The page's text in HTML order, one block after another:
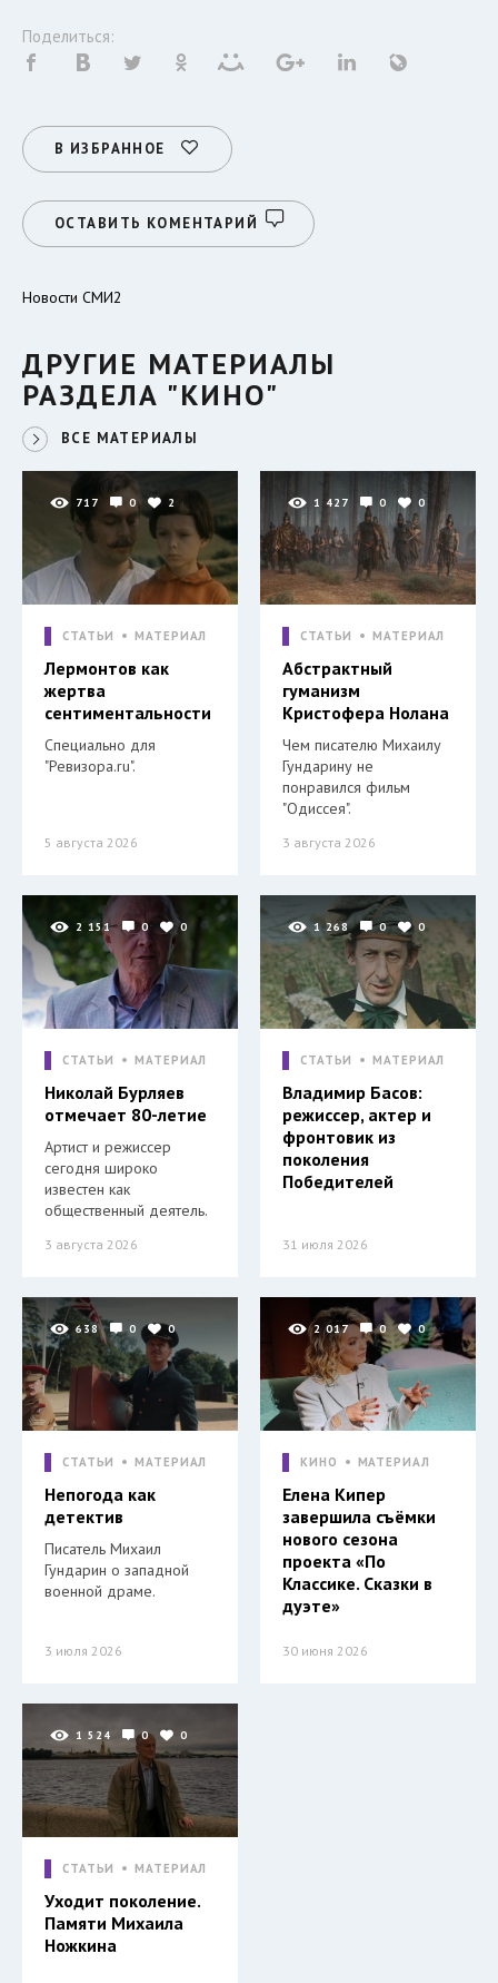
Поделиться:
В ИЗБРАННОЕ
ОСТАВИТЬ КОМЕНТАРИЙ
Новости СМИ2
ДРУГИЕ МАТЕРИАЛЫ
РАЗДЕЛА "КИНО"
ВСЕ МАТЕРИАЛЫ
717 0 2
СТАТЬИ МАТЕРИАЛ
Лермонтов как
жертва
сентиментальности
Специально для
"Ревизора.ru".
5 августа 2026
1 427 0 0
СТАТЬИ МАТЕРИАЛ
Абстрактный
гуманизм
Кристофера Нолана
Чем писателю Михаилу
Гундарину не
понравился фильм
"Одиссея".
3 августа 2026
2 151 0 0
СТАТЬИ МАТЕРИАЛ
Николай Бурляев
отмечает 80-летие
Артист и режиссер
сегодня широко
известен как
общественный деятель.
3 августа 2026
1 268 0 0
СТАТЬИ МАТЕРИАЛ
Владимир Басов:
режиссер, актер и
фронтовик из
поколения
Победителей
31 июля 2026
638 0 0
СТАТЬИ МАТЕРИАЛ
Непогода как
детектив
Писатель Михаил
Гундарин о западной
военной драме.
3 июля 2026
2 017 0 0
КИНО МАТЕРИАЛ
Елена Кипер
завершила съёмки
нового сезона
проекта «По
Классике. Сказки в
дуэте»
30 июня 2026
1 524 0 0
СТАТЬИ МАТЕРИАЛ
Уходит поколение.
Памяти Михаила
Ножкина